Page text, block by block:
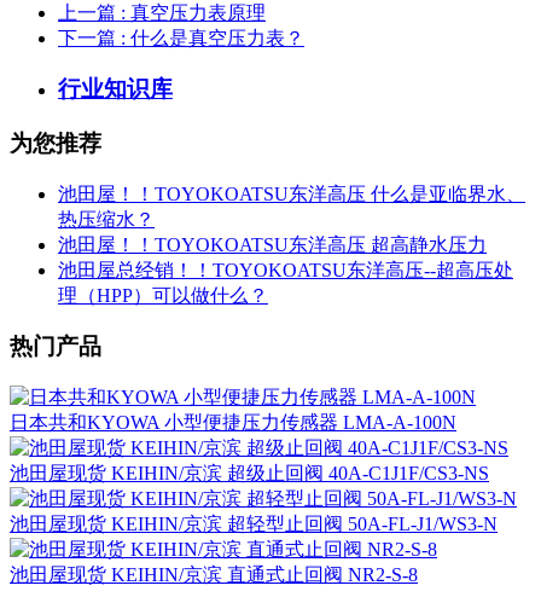
上一篇 : 真空压力表原理
下一篇 : 什么是真空压力表？
行业知识库
为您推荐
池田屋！！TOYOKOATSU东洋高压 什么是亚临界水、
热压缩水？
池田屋！！TOYOKOATSU东洋高压 超高静水压力
池田屋总经销！！TOYOKOATSU东洋高压--超高压处
理（HPP）可以做什么？
热门产品
日本共和KYOWA 小型便捷压力传感器 LMA-A-100N
池田屋现货 KEIHIN/京滨 超级止回阀 40A-C1J1F/CS3-NS
池田屋现货 KEIHIN/京滨 超轻型止回阀 50A-FL-J1/WS3-N
池田屋现货 KEIHIN/京滨 直通式止回阀 NR2-S-8